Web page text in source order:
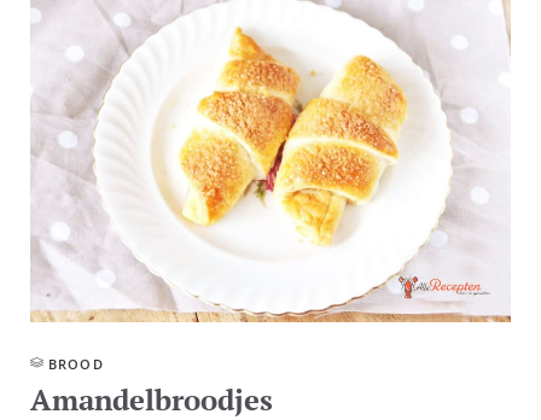
BROOD
Amandelbroodjes